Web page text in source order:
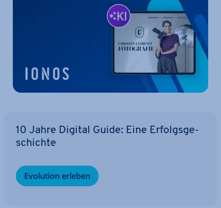
10 Jahre Digital Guide: Eine Er­folgs­ge­
schich­te
Evolution erleben